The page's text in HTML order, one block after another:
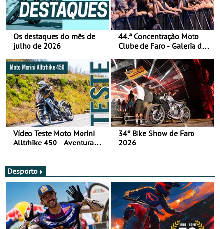
Os destaques do mês de
julho de 2026
44.ª Concentração Moto
Clube de Faro - Galeria de
Vídeo Teste Moto Morini
Alltrhike 450 - Aventura
34º Bike Show de Faro
2026
Desporto